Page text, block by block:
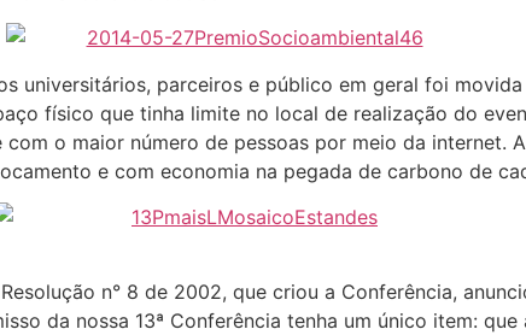
universitários, parceiros e público em geral foi
físico que tinha limite no local de realização do
o maior número de pessoas por meio da internet.
e com economia na pegada de carbono de
n° 8 de 2002, que criou a Conferência,
da nossa 13ª Conferência tenha um único item: